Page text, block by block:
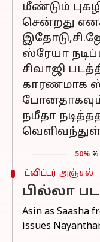
மீண்டும்
சென்றது
ஸ்ரேயா
சிவாஜி
காரணமாக
நமீதா
50%
ட்விட்டர் அஞ்சல்
பில்லா
Asin as Saasha
issues